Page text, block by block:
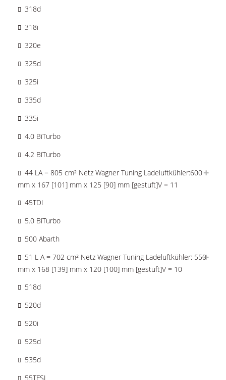
318d
318i
320e
325d
325i
335d
335i
4.0 BiTurbo
4.2 BiTurbo
44 LA = 805 cm² Netz Wagner Tuning Ladeluftkühler:600
mm x 167 [101] mm x 125 [90] mm [gestuft]V = 11
45TDI
5.0 BiTurbo
500 Abarth
51 L A = 702 cm² Netz Wagner Tuning Ladeluftkühler: 550
mm x 168 [139] mm x 120 [100] mm [gestuft]V = 10
518d
520d
520i
525d
535d
55TFSI